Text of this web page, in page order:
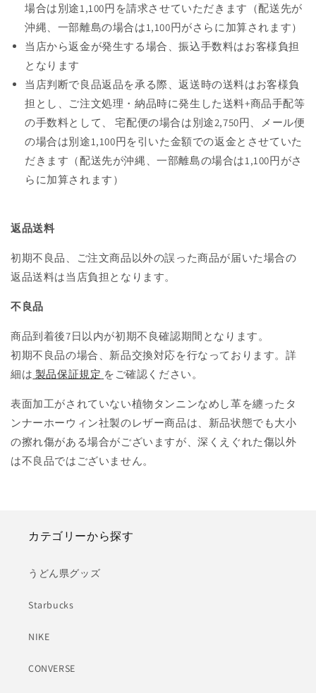
場合は別途1,100円を請求させていただきます（配送先が
沖縄、一部離島の場合は1,100円がさらに加算されます）
当店から返金が発生する場合、振込手数料はお客様負担
となります
当店判断で良品返品を承る際、返送時の送料はお客様負
担とし、ご注文処理・納品時に発生した送料+商品手配等
の手数料として、 宅配便の場合は別途2,750円、メール便
の場合は別途1,100円を引いた金額での返金とさせていた
だきます（配送先が沖縄、一部離島の場合は1,100円がさ
らに加算されます）
返品送料
初期不良品、ご注文商品以外の誤った商品が届いた場合の
返品送料は当店負担となります。
不良品
商品到着後7日以内が初期不良確認期間となります。
初期不良品の場合、新品交換対応を行なっております。詳
細は 製品保証規定 をご確認ください。
表面加工がされていない植物タンニンなめし革を纏ったタ
ンナーホーウィン社製のレザー商品は、新品状態でも大小
の擦れ傷がある場合がございますが、深くえぐれた傷以外
は不良品ではございません。
カテゴリーから探す
うどん県グッズ
Starbucks
NIKE
CONVERSE